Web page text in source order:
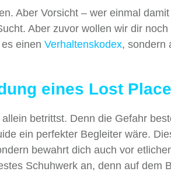
Aber Vorsicht – wer einmal
Aber zuvor wollen wir dir
einen Verhaltenskodex, sondern
eines Lost
allein betrittst. Denn die Gefahr
ein perfekter Begleiter wäre.
bewahrt dich auch vor
Schuhwerk an, denn auf dem